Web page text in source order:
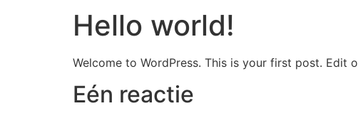
Hello world!
Welcome to WordPress. This is your first post. Edit
Eén reactie